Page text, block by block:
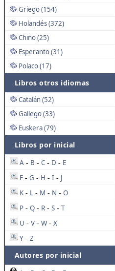
Griego (154)
Holandés (372)
Chino (25)
Esperanto (31)
Polaco (17)
Libros otros idiomas
Catalán (52)
Gallego (33)
Euskera (79)
Libros por inicial
A - B - C - D - E
F - G - H - I - J
K - L - M - N - O
P - Q - R - S - T
U - V - W - X
Y - Z
Autores por inicial